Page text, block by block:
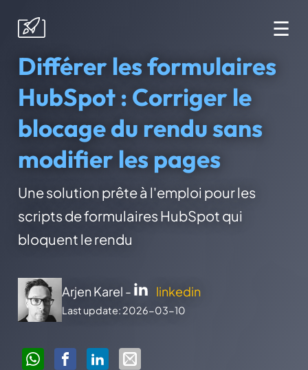
☰
Différer les formulaires
HubSpot : Corriger le
blocage du rendu sans
modifier les pages
Une solution prête à l'emploi pour les
scripts de formulaires HubSpot qui
bloquent le rendu
Arjen Karel - linkedin
Last update: 2026-03-10